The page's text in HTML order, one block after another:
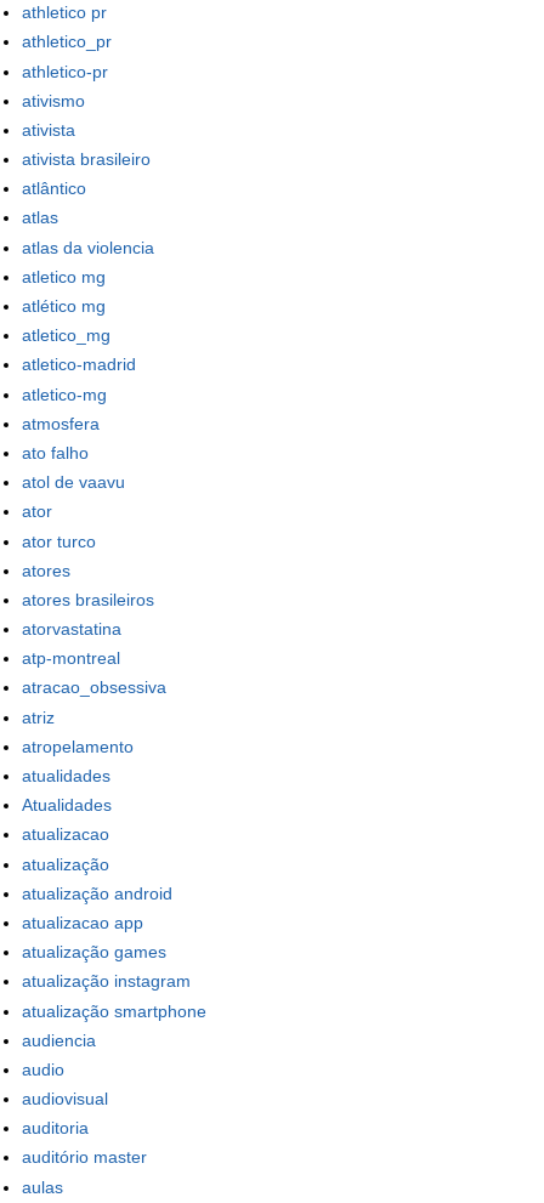
athletico pr
athletico_pr
athletico-pr
ativismo
ativista
ativista brasileiro
atlântico
atlas
atlas da violencia
atletico mg
atlético mg
atletico_mg
atletico-madrid
atletico-mg
atmosfera
ato falho
atol de vaavu
ator
ator turco
atores
atores brasileiros
atorvastatina
atp-montreal
atracao_obsessiva
atriz
atropelamento
atualidades
Atualidades
atualizacao
atualização
atualização android
atualizacao app
atualização games
atualização instagram
atualização smartphone
audiencia
audio
audiovisual
auditoria
auditório master
aulas